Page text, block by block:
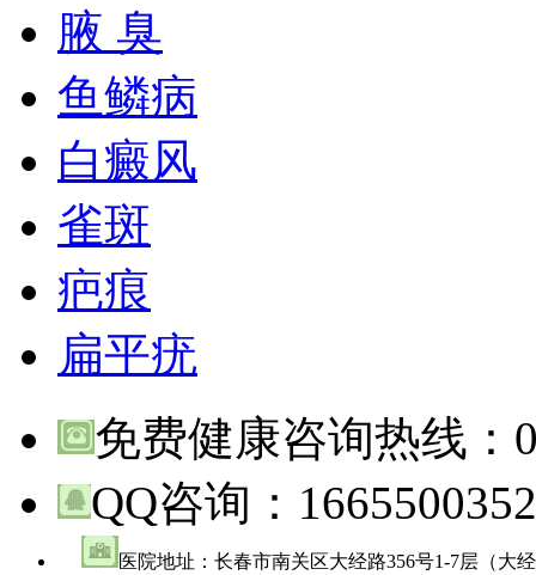
腋 臭
鱼鳞病
白癜风
雀斑
疤痕
扁平疣
免费健康咨询热线：
QQ咨询： 1665500352
医院地址：长春市南关区大经路356号1-7层（大